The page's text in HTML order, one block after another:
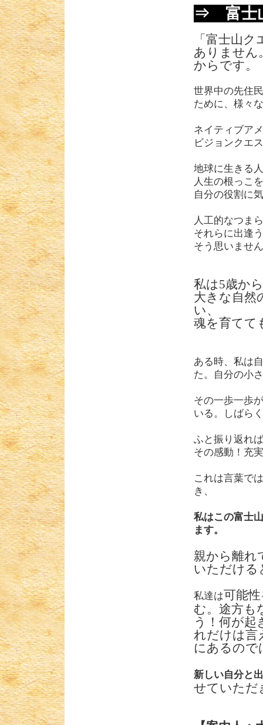
⇒ 富士
「富士山
ありません
からです。
世界中の先住
ために、様々
ネイティブア
ビジョンクエ
地球に生きる
人生の根っこ
自分の役割に
人工的なつま
それらに出逢
そう思いませ
私は5歳か
大きな自然
い、
魂を育てて
ある時、私は
た。自分の小
その一歩一歩
いる。しばら
ふと振り返れ
その感動！充
これは言葉で
き、
私はこの富士
ます。
親から離れ
いただける
私達は可能
む。途方も
う！何が起
れだけは言
にあるので
新しい自分と
せていただ